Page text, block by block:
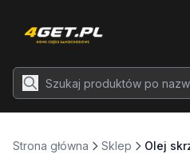
Strona główna Sklep Olej